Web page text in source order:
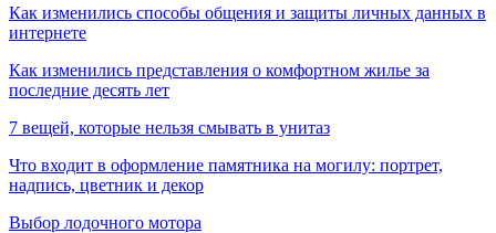
Как изменились способы общения и защиты личных данных в
интернете
Как изменились представления о комфортном жилье за
последние десять лет
7 вещей, которые нельзя смывать в унитаз
Что входит в оформление памятника на могилу: портрет,
надпись, цветник и декор
Выбор лодочного мотора